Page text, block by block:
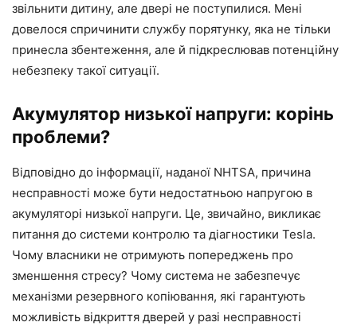
звільнити дитину, але двері не поступилися. Мені
довелося спричинити службу порятунку, яка не тільки
принесла збентеження, але й підкреслював потенційну
небезпеку такої ситуації.
Акумулятор низької напруги: корінь
проблеми?
Відповідно до інформації, наданої NHTSA, причина
несправності може бути недостатньою напругою в
акумуляторі низької напруги. Це, звичайно, викликає
питання до системи контролю та діагностики Tesla.
Чому власники не отримують попереджень про
зменшення стресу? Чому система не забезпечує
механізми резервного копіювання, які гарантують
можливість відкриття дверей у разі несправності